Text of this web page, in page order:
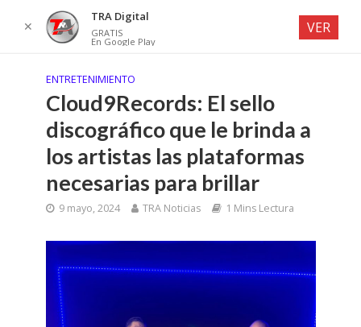
ENTRETENIMIENTO
Cloud9Records: El sello
discográfico que le brinda a
los artistas las plataformas
necesarias para brillar
9 mayo, 2024 TRA Noticias 1 Mins Lectura
✕
TRA Digital
GRATIS
En Google Play
VER